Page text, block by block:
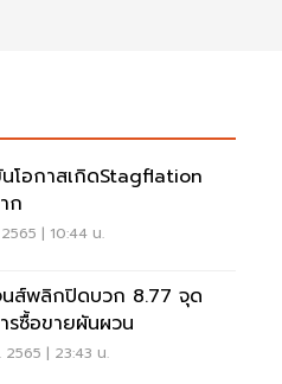
โอกาสเกิดStagflation
ก
| 10:44 น.
นส์พลิกปิดบวก 8.77 จุด
รซื้อขายผันผวน
2565 | 23:43 น.